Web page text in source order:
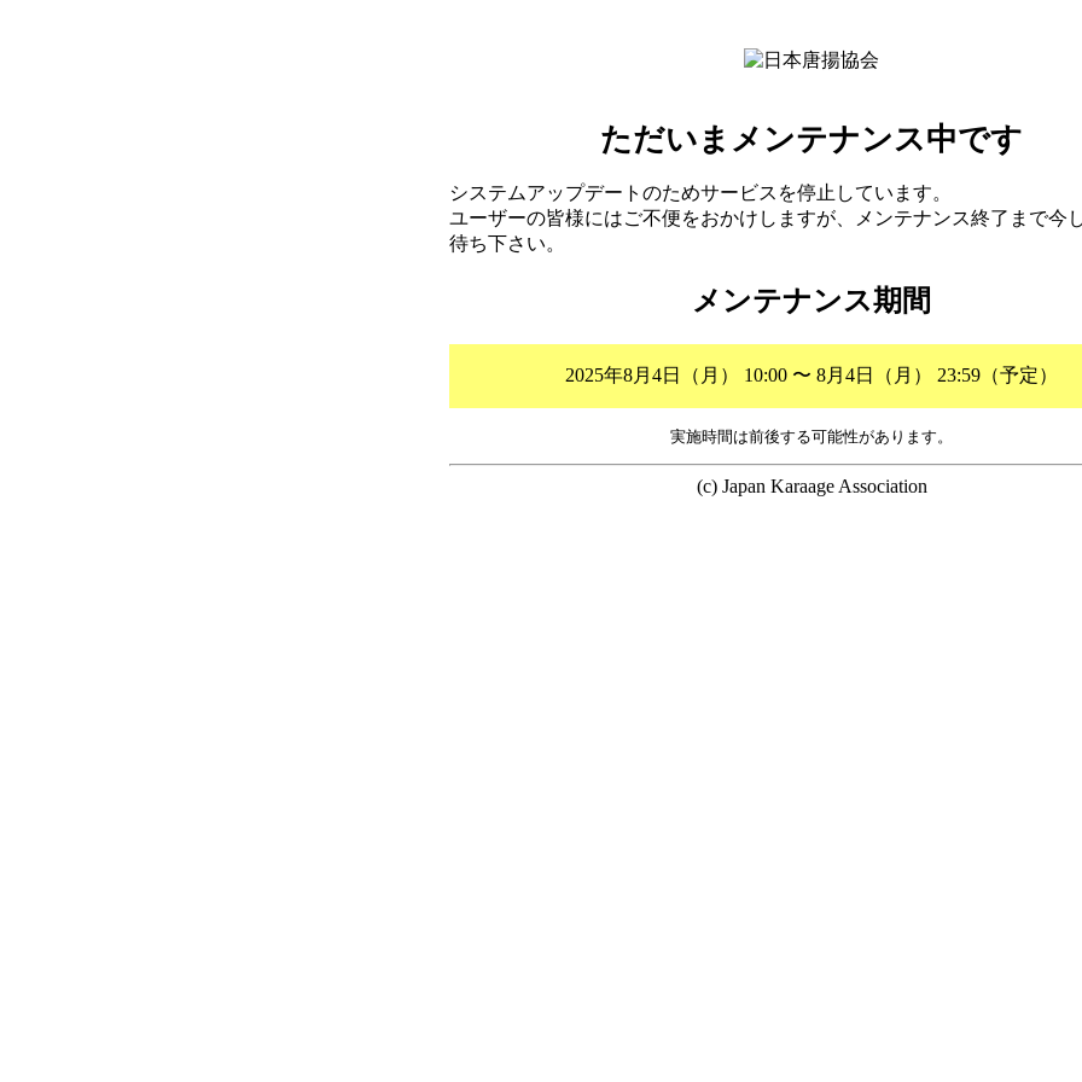
ただいまメンテナンス中です
システムアップデートのためサービスを停止しています。
ユーザーの皆様にはご不便をおかけしますが、メンテナンス終了まで今
待ち下さい。
メンテナンス期間
2025年8月4日（月） 10:00 〜 8月4日（月） 23:59（予定）
実施時間は前後する可能性があります。
(c) Japan Karaage Association